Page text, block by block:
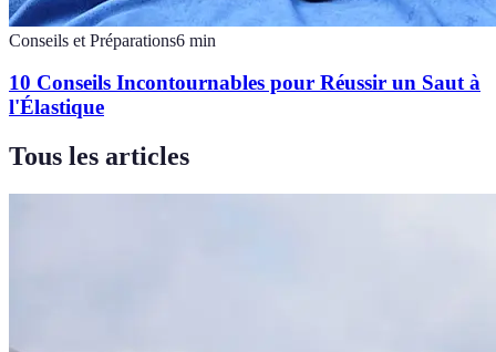
Conseils et Préparations6 min
10 Conseils Incontournables pour Réussir un Saut à
l'Élastique
Tous les articles